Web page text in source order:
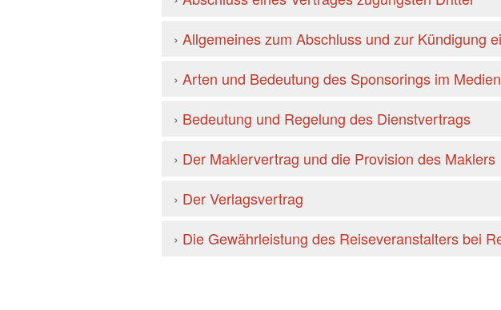
› Allgemeines zum Abschluss und zur Kündigung
› Arten und Bedeutung des Sponsorings im
› Bedeutung und Regelung des Dienstvertrags
› Der Maklervertrag und die Provision des Maklers
› Der Verlagsvertrag
› Die Gewährleistung des Reiseveranstalters bei